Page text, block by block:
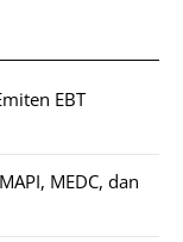
EBT
MEDC, dan